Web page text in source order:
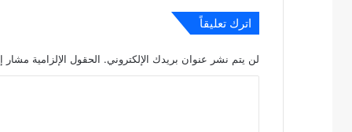
اترك تعليقاً
لن يتم نشر عنوان بريدك الإلكتروني. الحقول الإلزامية مشار